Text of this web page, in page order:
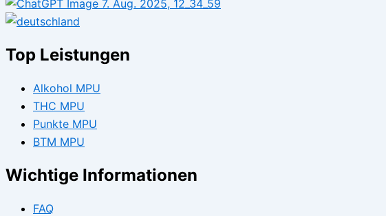
Top Leistungen
Alkohol MPU
THC MPU
Punkte MPU
BTM MPU
Wichtige Informationen
FAQ